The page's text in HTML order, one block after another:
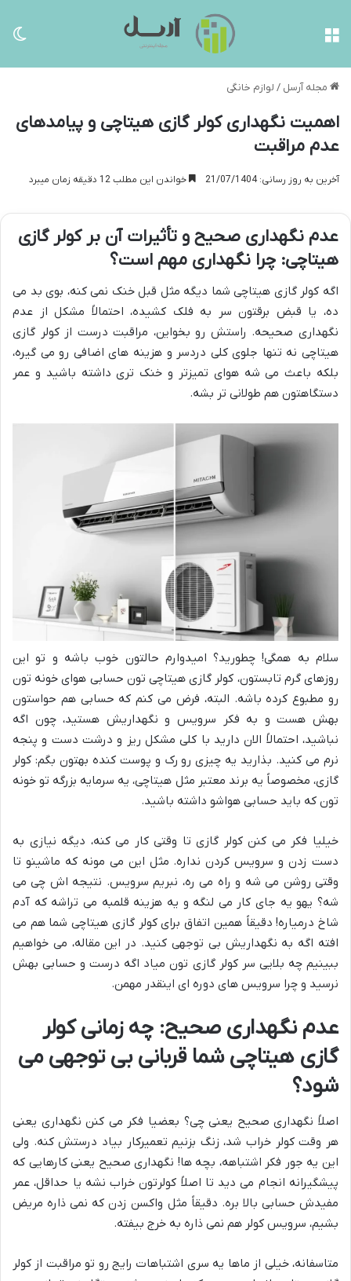
مجله آرسل / لوازم خانگی
اهمیت نگهداری کولر گازی هیتاچی و پیامدهای
عدم مراقبت
آخرین به روز رسانی: 21/07/1404 خواندن این مطلب 12 دقیقه زمان میبرد
عدم نگهداری صحیح و تأثیرات آن بر کولر گازی
هیتاچی: چرا نگهداری مهم است؟
اگه کولر گازی هیتاچی شما دیگه مثل قبل خنک نمی کنه، بوی بد می
ده، یا قبض برقتون سر به فلک کشیده، احتمالاً مشکل از عدم
نگهداری صحیحه. راستش رو بخواین، مراقبت درست از کولر گازی
هیتاچی نه تنها جلوی کلی دردسر و هزینه های اضافی رو می گیره،
بلکه باعث می شه هوای تمیزتر و خنک تری داشته باشید و عمر
دستگاهتون هم طولانی تر بشه.
سلام به همگی! چطورید؟ امیدوارم حالتون خوب باشه و تو این
روزهای گرم تابستون، کولر گازی هیتاچی تون حسابی هوای خونه تون
رو مطبوع کرده باشه. البته، فرض می کنم که حسابی هم حواستون
بهش هست و به فکر سرویس و نگهداریش هستید، چون اگه
نباشید، احتمالاً الان دارید با کلی مشکل ریز و درشت دست و پنجه
نرم می کنید. بذارید یه چیزی رو رک و پوست کنده بهتون بگم: کولر
گازی، مخصوصاً یه برند معتبر مثل هیتاچی، یه سرمایه بزرگه تو خونه
تون که باید حسابی هواشو داشته باشید.
خیلیا فکر می کنن کولر گازی تا وقتی کار می کنه، دیگه نیازی به
دست زدن و سرویس کردن نداره. مثل این می مونه که ماشینو تا
وقتی روشن می شه و راه می ره، نبریم سرویس. نتیجه اش چی می
شه؟ یهو یه جای کار می لنگه و یه هزینه قلمبه می تراشه که آدم
شاخ درمیاره! دقیقاً همین اتفاق برای کولر گازی هیتاچی شما هم می
افته اگه به نگهداریش بی توجهی کنید. در این مقاله، می خواهیم
ببینیم چه بلایی سر کولر گازی تون میاد اگه درست و حسابی بهش
نرسید و چرا سرویس های دوره ای اینقدر مهمن.
عدم نگهداری صحیح: چه زمانی کولر
گازی هیتاچی شما قربانی بی توجهی می
شود؟
اصلاً نگهداری صحیح یعنی چی؟ بعضیا فکر می کنن نگهداری یعنی
هر وقت کولر خراب شد، زنگ بزنیم تعمیرکار بیاد درستش کنه. ولی
این یه جور فکر اشتباهه، بچه ها! نگهداری صحیح یعنی کارهایی که
پیشگیرانه انجام می دید تا اصلاً کولرتون خراب نشه یا حداقل، عمر
مفیدش حسابی بالا بره. دقیقاً مثل واکسن زدن که نمی ذاره مریض
بشیم، سرویس کولر هم نمی ذاره به خرج بیفته.
متاسفانه، خیلی از ماها یه سری اشتباهات رایج رو تو مراقبت از کولر